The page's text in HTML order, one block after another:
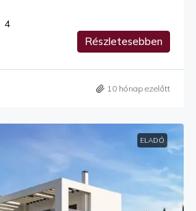
4
Részletesebben
10 hónap ezelőtt
ELADÓ